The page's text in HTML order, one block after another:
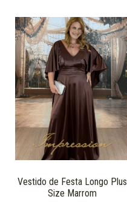
Vestido de Festa Longo Plus
Size Marrom